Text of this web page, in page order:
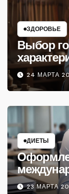
ЗДОРОВЬЕ
Выбор
24 МАРТА
ДИЕТЫ
23 МАРТА